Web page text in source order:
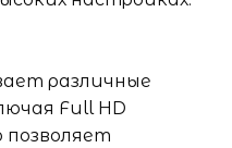
различные
Full HD
позволяет